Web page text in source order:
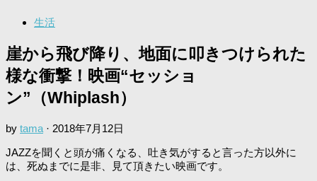
生活
崖から飛び降り、地面に叩きつけられた
様な衝撃！映画“セッショ
ン”（Whiplash）
by tama · 2018年7月12日
JAZZを聞くと頭が痛くなる、吐き気がすると言った方以外に
は、死ぬまでに是非、見て頂きたい映画です。